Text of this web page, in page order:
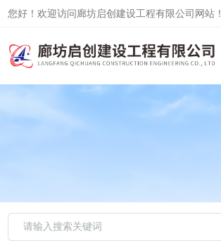
您好！欢迎访问廊坊启创建设工程有限公司网站！